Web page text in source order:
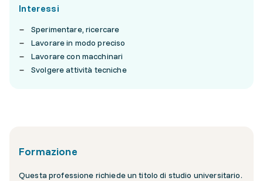
Interessi
Sperimentare, ricercare
Lavorare in modo preciso
Lavorare con macchinari
Svolgere attività tecniche
Formazione
Questa professione richiede un titolo di studio universitario.